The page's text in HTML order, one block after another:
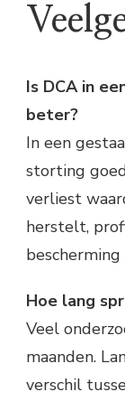
Is DCA in
beter?
In een
storting
verliest
herstelt,
Hoe lang
Veel
maanden.
verschil